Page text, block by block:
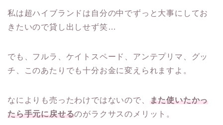
私は超ハイブランドは自分の中でずっと大事にしてお
きたいので貸し出しせず笑…
でも、フルラ、ケイトスペード、アンテプリマ、グッ
チ、このあたりでも十分お金に変えられますよ。
なによりも売ったわけではないので、 また使いたかっ
たら手元に戻せるのがラクサスのメリット。